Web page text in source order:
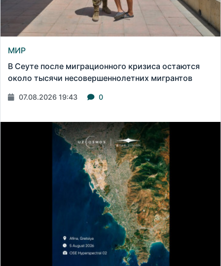
МИР
В Сеуте после миграционного кризиса остаются
около тысячи несовершеннолетних мигрантов
07.08.2026 19:43 0